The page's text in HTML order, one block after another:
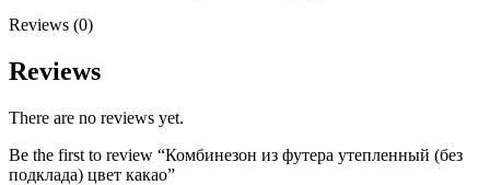
Reviews (0)
Reviews
There are no reviews yet.
Be the first to review “Комбинезон из футера утепленный (без
подклада) цвет какао”